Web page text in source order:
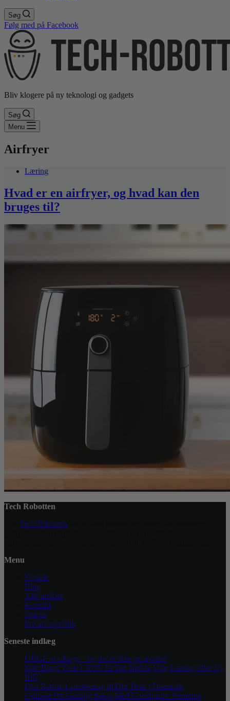
Søg
Følg med på Facebook
Bliv klogere på ny teknologi og gadgets
Søg
Menu
Airfryer
Læring
Hvad er en airfryer, og hvad kan den
bruges til?
Tech Robotten
Tech Robotten
Menu
Forside
Blog
Alle artikler
Kontakt
Om os
Privatlivspolitik
Seneste indlæg
URGE er tilbage – og det er ikke en øvelse!
Køb Brugt Tesla i 2025: Er Det Bedste Valg Leasing eller Ny
Bil?
Den Bedste Ladeløsning til Din Tesla i Danmark
Optimer Dit Gaming Setup Med Gooshpads: Premium